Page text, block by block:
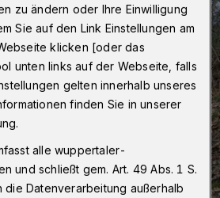
zu ändern oder Ihre Einwilligung
Sie auf den Link Einstellungen am
klicken [oder das
unten links auf der Webseite, falls
gelten innerhalb unseres
finden Sie in unserer
alle wuppertaler-
und schließt gem. Art. 49 Abs. 1 S.
die Datenverarbeitung außerhalb